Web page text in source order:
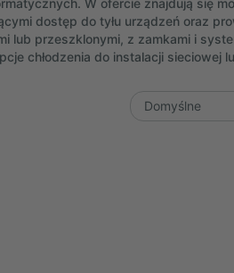
dostęp do tyłu urządzeń oraz
lub przeszklonymi, z zamkami i
chłodzenia do instalacji sieciowej